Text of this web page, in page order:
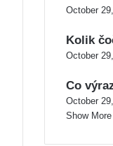
October
Kolik
October
Co
October
Show More